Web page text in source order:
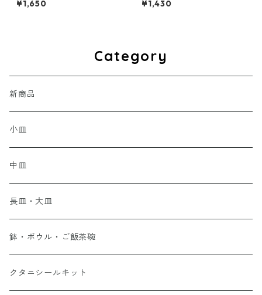
¥1,650 ¥1,430
Category
新商品
小皿
中皿
長皿・大皿
鉢・ボウル・ご飯茶碗
クタニシールキット